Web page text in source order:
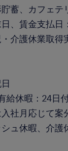
蓄、カフェテ
、賃金支払日
介護休業取得
給休暇：24日
社月応じて案
ュ休暇、介